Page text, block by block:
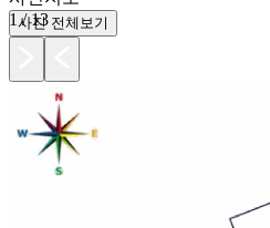
1 /13
사진 전체보기